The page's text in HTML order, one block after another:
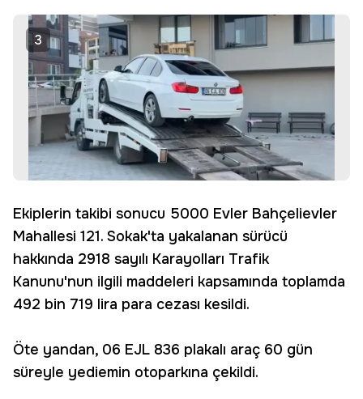
3
Ekiplerin takibi sonucu 5000 Evler Bahçelievler
Mahallesi 121. Sokak'ta yakalanan sürücü
hakkında 2918 sayılı Karayolları Trafik
Kanunu'nun ilgili maddeleri kapsamında toplamda
492 bin 719 lira para cezası kesildi.
Öte yandan, 06 EJL 836 plakalı araç 60 gün
süreyle yediemin otoparkına çekildi.